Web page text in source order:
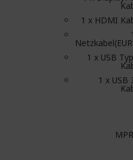
1 x HDMI
1 x USB
1 x USB